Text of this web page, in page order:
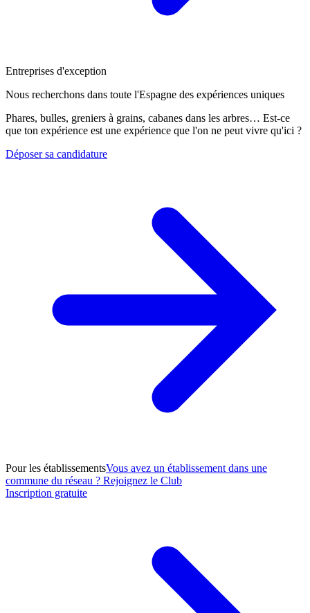
Entreprises d'exception
Nous recherchons dans toute l'Espagne des expériences uniques
Phares, bulles, greniers à grains, cabanes dans les arbres… Est-ce
que ton expérience est une expérience que l'on ne peut vivre qu'ici ?
Déposer sa candidature
Pour les établissementsVous avez un établissement dans une
commune du réseau ? Rejoignez le Club
Inscription gratuite